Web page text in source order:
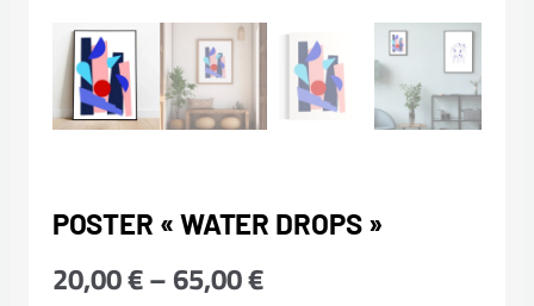
POSTER « WATER DROPS »
20,00€–65,00€
Plage